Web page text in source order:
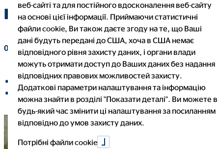
кордоном
01. червня 2023 ТОВ "ОВБ Алфінанц Україна"
Поділитися в
Поділитися на LinkedIn
веб-сайті та для постійного вдосконалення веб-сайту
на основі цієї інформації. Приймаючи статистичні
файли cookie, Ви також даєте згоду на те, що Ваші
дані будуть передані до США, хоча в США немає
відповідного рівня захисту даних, і органи влади
можуть отримати доступ до Ваших даних без надання
відповідних правових можливостей захисту.
Додаткові параметри налаштування та інформацію
можна знайти в розділі "Показати деталі". Ви можете в
будь-який час змінити ці налаштування за посиланням
відповідно до умов захисту даних.
Потрібні файли cookie